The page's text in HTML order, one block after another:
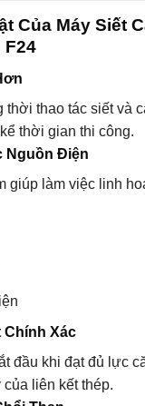
Của Máy Siết
F24
thời thao tác siết và
thời gian thi công.
Nguồn Điện
giúp làm việc linh
Xác
đầu khi đạt đủ lực
liên kết thép.